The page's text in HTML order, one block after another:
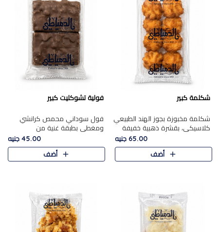
شكلمة كبير
شكلمة مخبوزة بجوز الهند الطبيعي
كلاسيكي، بقشرة ذهبية خفيفة
وقلب طري رطب يذوب في الفم،
تمنحك المذاق الشرقي الحلو الأصيل
التقليدي في كل لقمة.
65.00 جنيه
أضف
فولية تشوكليت كبير
فول سوداني محمص كرانشي
ومغطى بطبقة غنية من
الشوكولاتة، يجمع بين طعم
القرمشة الأصيلة الكلاسكيكية
التقليدية للفول السوداني وحلاوة
45.00 جنيه
أضف